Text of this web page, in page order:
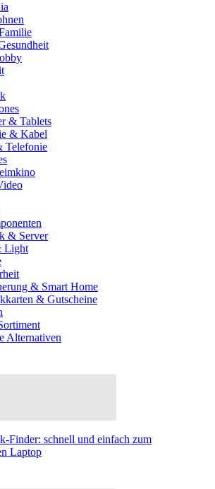
& Tablets
& Kabel
Telefonie
& Server
Light
& Smart Home
& Gutscheine
Alternativen
Finder: schnell und einfach zum
Laptop